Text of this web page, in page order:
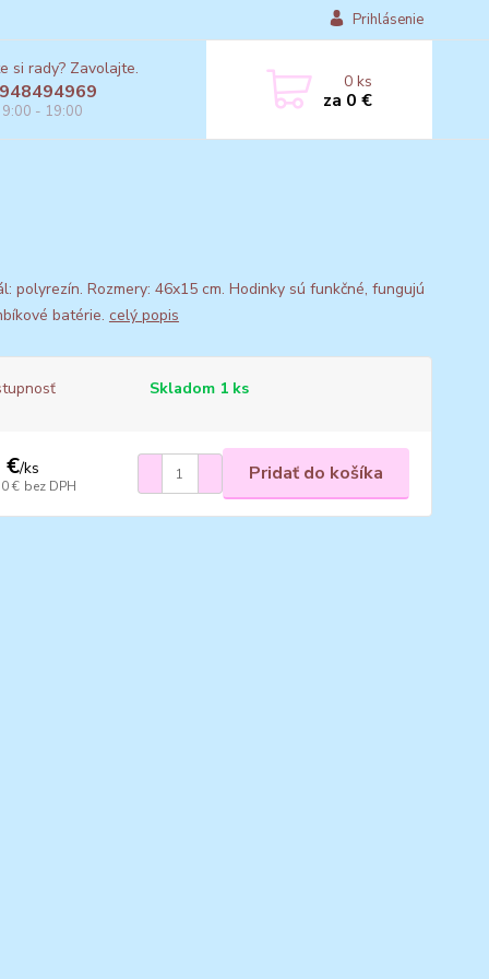
Prihlásenie
si rady? Zavolajte.
- 19:00
0ks
za 0 €
polyrezín. Rozmery: 46x15 cm. Hodinky sú funkčné, fungujú
batérie. celý popis
Skladom 1 ks
€/ks
€ bez DPH
Pridať do košíka